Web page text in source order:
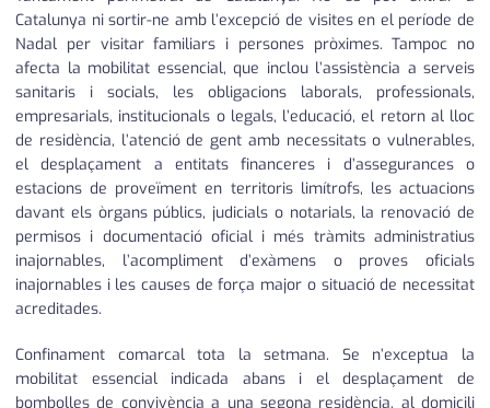
Catalunya ni sortir-ne amb l’excepció de visites en el període de
Nadal per visitar familiars i persones pròximes. Tampoc no
afecta la mobilitat essencial, que inclou l’assistència a serveis
sanitaris i socials, les obligacions laborals, professionals,
empresarials, institucionals o legals, l’educació, el retorn al lloc
de residència, l’atenció de gent amb necessitats o vulnerables,
el desplaçament a entitats financeres i d’assegurances o
estacions de proveïment en territoris limítrofs, les actuacions
davant els òrgans públics, judicials o notarials, la renovació de
permisos i documentació oficial i més tràmits administratius
inajornables, l’acompliment d’exàmens o proves oficials
inajornables i les causes de força major o situació de necessitat
acreditades.
Confinament comarcal tota la setmana. Se n’exceptua la
mobilitat essencial indicada abans i el desplaçament de
bombolles de convivència a una segona residència, al domicili